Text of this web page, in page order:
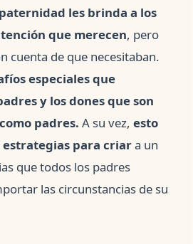
les brinda a los
que merecen, pero
cuenta de que necesitaban.
especiales que
y los dones que son
padres. A su vez, esto
estrategias para criara un
que todos los padres
las circunstancias de su